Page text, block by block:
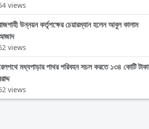
views
উন্নয়ন কর্তৃপক্ষের চেয়ারম্যান হলেন আবুল কালাম
views
মধ্যপাড়ার পাথর পরিবহন সচল করতে ১৩৪ কোটি টাকা
views